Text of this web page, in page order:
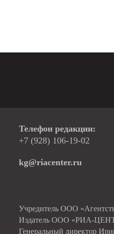
Телефон редакции:
+7 (928) 106-19-02
kg@riacenter.ru
Учредитель ООО
Издатель ООО «РИА-
Генеральный директор